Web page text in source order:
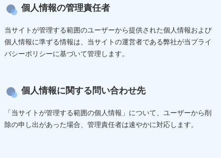
個人情報の管理責任者
当サイトが管理する範囲のユーザーから提供された個人情報および
個人情報に準ずる情報は、当サイトの運営者である弊社が当プライ
バシーポリシーに基づいて管理します。
個人情報に関する問い合わせ先
「当サイトが管理する範囲の個人情報」について、ユーザーから削
除の申し出があった場合、管理責任者は速やかに対応します。